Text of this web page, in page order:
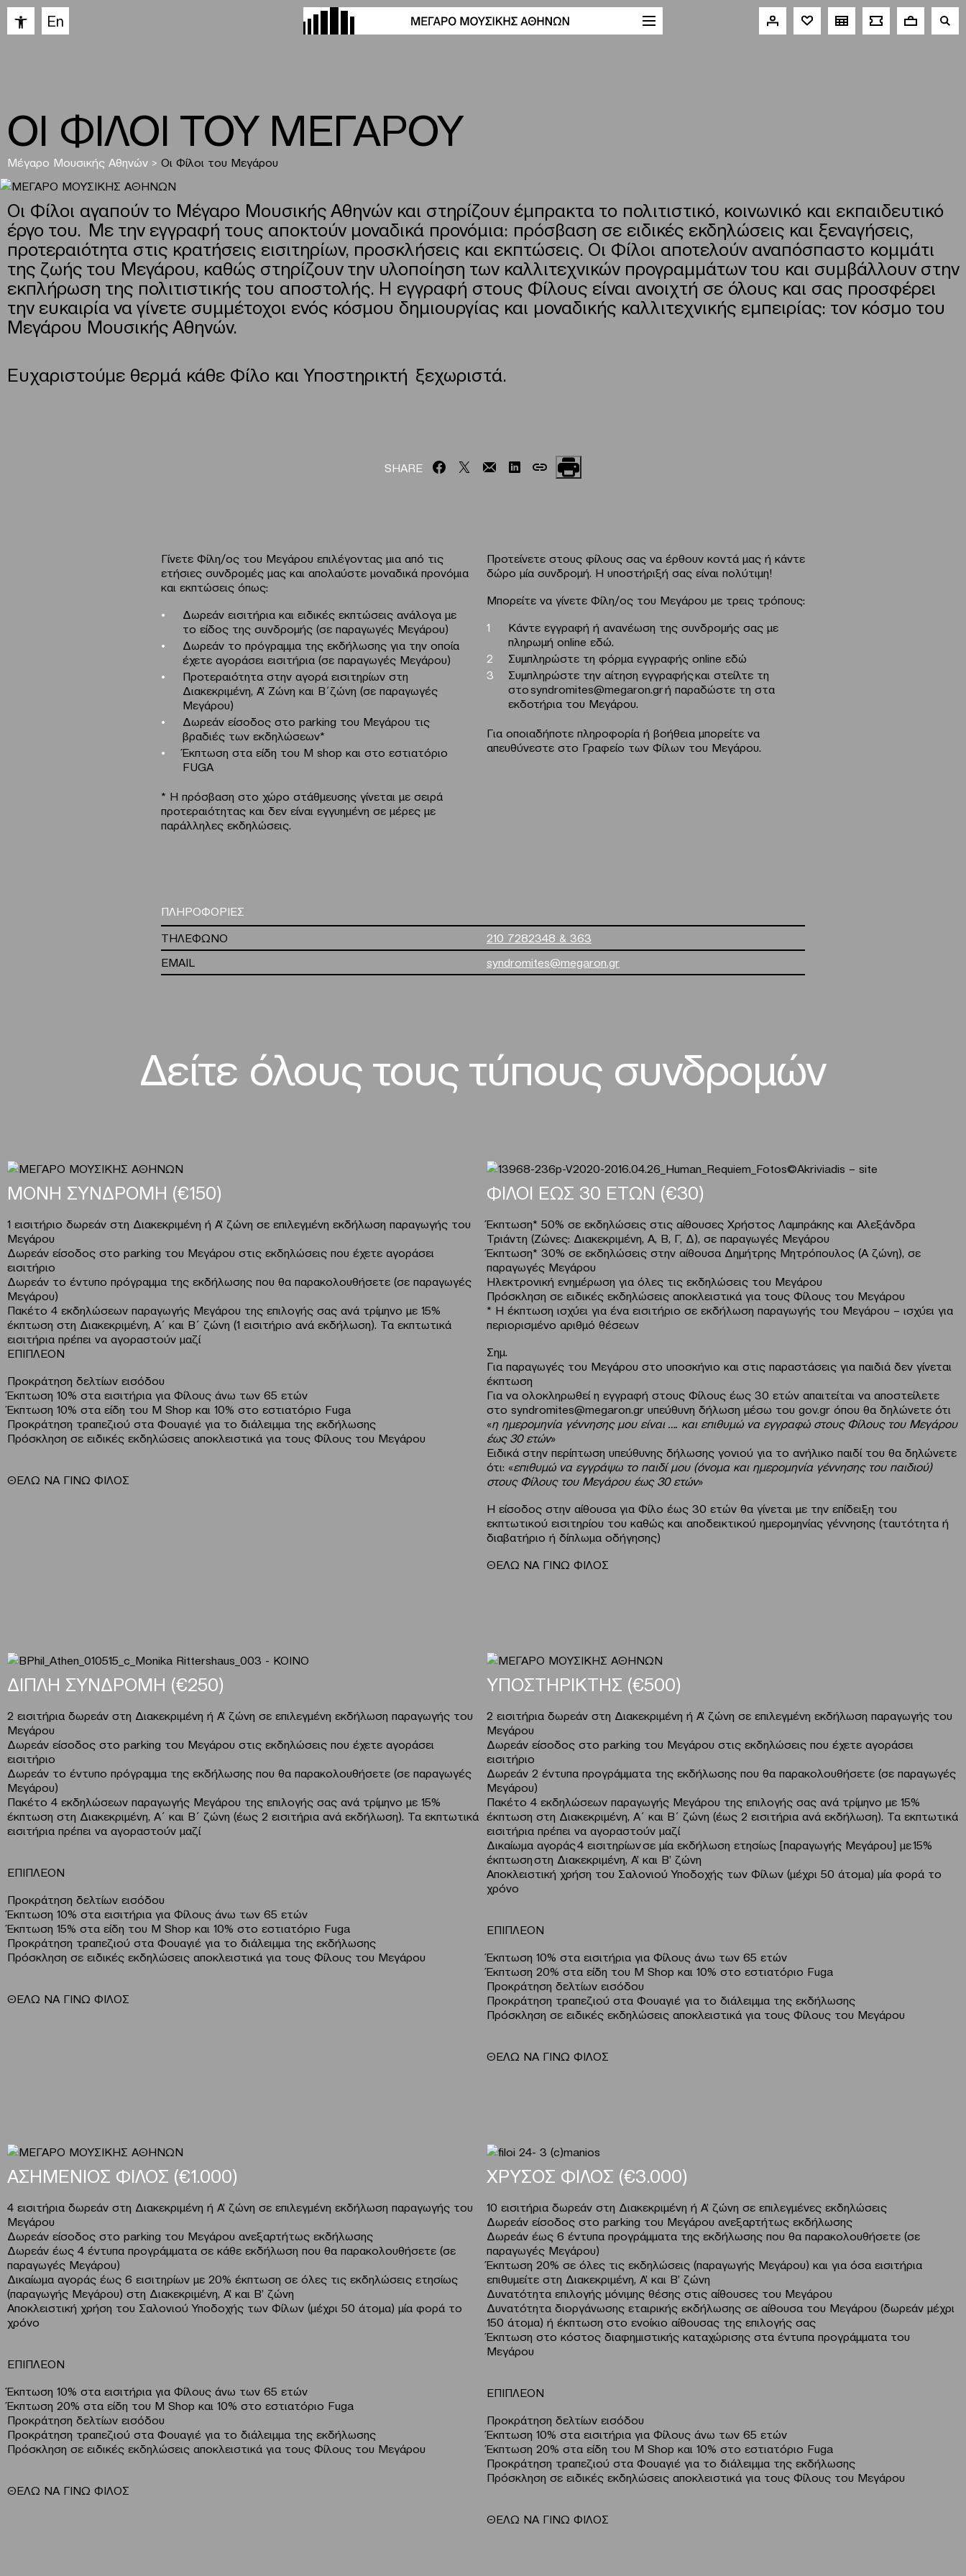
Ανοίξτε τη γραμμή εργαλείων
En
ΟΙ ΦΙΛΟΙ ΤΟΥ ΜΕΓΑΡΟΥ
Μέγαρο Μουσικής Αθηνών > Οι Φίλοι του Μεγάρου
Οι Φίλοι αγαπούν το Μέγαρο Μουσικής Αθηνών και στηρίζουν έμπρακτα το πολιτιστικό, κοινωνικό και εκπαιδευτικό
έργο του. Με την εγγραφή τους αποκτούν μοναδικά προνόμια: πρόσβαση σε ειδικές εκδηλώσεις και ξεναγήσεις,
προτεραιότητα στις κρατήσεις εισιτηρίων, προσκλήσεις και εκπτώσεις. Οι Φίλοι αποτελούν αναπόσπαστο κομμάτι
της ζωής του Μεγάρου, καθώς στηρίζουν την υλοποίηση των καλλιτεχνικών προγραμμάτων του και συμβάλλουν στην
εκπλήρωση της πολιτιστικής του αποστολής. Η εγγραφή στους Φίλους είναι ανοιχτή σε όλους και σας προσφέρει
την ευκαιρία να γίνετε συμμέτοχοι ενός κόσμου δημιουργίας και μοναδικής καλλιτεχνικής εμπειρίας: τον κόσμο του
Μεγάρου Μουσικής Αθηνών.
Ευχαριστούμε θερμά κάθε Φίλο και Υποστηρικτή ξεχωριστά.
SHARE
Γίνετε Φίλη/ος του Μεγάρου επιλέγοντας μια από τις
ετήσιες συνδρομές μας και απολαύστε μοναδικά προνόμια
και εκπτώσεις όπως:
Δωρεάν εισιτήρια και ειδικές εκπτώσεις ανάλογα με
το είδος της συνδρομής (σε παραγωγές Μεγάρου)
Δωρεάν το πρόγραμμα της εκδήλωσης για την οποία
έχετε αγοράσει εισιτήρια (σε παραγωγές Μεγάρου)
Προτεραιότητα στην αγορά εισιτηρίων στη
Διακεκριμένη, Α’ Ζώνη και Β΄ζώνη (σε παραγωγές
Μεγάρου)
Δωρεάν είσοδος στο parking του Μεγάρου τις
βραδιές των εκδηλώσεων*
Έκπτωση στα είδη του M shop και στο εστιατόριο
FUGA
* Η πρόσβαση στο χώρο στάθμευσης γίνεται με σειρά
προτεραιότητας και δεν είναι εγγυημένη σε μέρες με
παράλληλες εκδηλώσεις.
Προτείνετε στους φίλους σας να έρθουν κοντά μας ή κάντε
δώρο μία συνδρομή. Η υποστήριξή σας είναι πολύτιμη!
Μπορείτε να γίνετε Φίλη/ος του Μεγάρου με τρεις τρόπους:
Κάντε εγγραφή ή ανανέωση της συνδρομής σας με
πληρωμή online εδώ
Συμπληρώστε τη φόρμα εγγραφής online εδώ
Συμπληρώστε την αίτηση εγγραφήςκαι στείλτε τη
στοsyndromites@megaron.grή παραδώστε τη στα
εκδοτήρια του Μεγάρου.
Για οποιαδήποτε πληροφορία ή βοήθεια μπορείτε να
απευθύνεστε στο Γραφείο των Φίλων του Μεγάρου.
ΠΛΗΡΟΦΟΡΙΕΣ
ΤΗΛΕΦΩΝΟ
210 7282348 & 363
EMAIL
syndromites@megaron.gr
Δείτε όλους τους τύπους συνδρομών
ΜΟΝΗ ΣΥΝΔΡΟΜΗ (€150)
1 εισιτήριο δωρεάν στη Διακεκριμένη ή Α’ ζώνη σε επιλεγμένη εκδήλωση παραγωγής του
Μεγάρου
Δωρεάν είσοδος στο parking του Μεγάρου στις εκδηλώσεις που έχετε αγοράσει
εισιτήριο
Δωρεάν το έντυπο πρόγραμμα της εκδήλωσης που θα παρακολουθήσετε (σε παραγωγές
Μεγάρου)
Πακέτο 4 εκδηλώσεων παραγωγής Μεγάρου της επιλογής σας ανά τρίμηνο με 15%
έκπτωση στη Διακεκριμένη, Α΄ και Β΄ ζώνη (1 εισιτήριο ανά εκδήλωση). Τα εκπτωτικά
εισιτήρια πρέπει να αγοραστούν μαζί
ΕΠΙΠΛΕΟΝ
Προκράτηση δελτίων εισόδου
Έκπτωση 10% στα εισιτήρια για Φίλους άνω των 65 ετών
Έκπτωση 10% στα είδη του M Shop και 10% στο εστιατόριο Fuga
Προκράτηση τραπεζιού στα Φουαγιέ για το διάλειμμα της εκδήλωσης
Πρόσκληση σε ειδικές εκδηλώσεις αποκλειστικά για τους Φίλους του Μεγάρου
ΘΕΛΩ ΝΑ ΓΙΝΩ ΦΙΛΟΣ
ΦΙΛΟΙ ΕΩΣ 30 ΕΤΩΝ (€30)
Έκπτωση* 50% σε εκδηλώσεις στις αίθουσες Χρήστος Λαμπράκης και Αλεξάνδρα
Τριάντη (Ζώνες: Διακεκριμένη, Α, Β, Γ, Δ), σε παραγωγές Μεγάρου
Έκπτωση* 30% σε εκδηλώσεις στην αίθουσα Δημήτρης Μητρόπουλος (Α ζώνη), σε
παραγωγές Μεγάρου
Ηλεκτρονική ενημέρωση για όλες τις εκδηλώσεις του Μεγάρου
Πρόσκληση σε ειδικές εκδηλώσεις αποκλειστικά για τους Φίλους του Μεγάρου
* Η έκπτωση ισχύει για ένα εισιτήριο σε εκδήλωση παραγωγής του Μεγάρου – ισχύει για
περιορισμένο αριθμό θέσεων
Σημ.
Για παραγωγές του Μεγάρου στο υποσκήνιο και στις παραστάσεις για παιδιά δεν γίνεται
έκπτωση
Για να ολοκληρωθεί η εγγραφή στους Φίλους έως 30 ετών απαιτείται να αποστείλετε
στο syndromites@megaron.gr υπεύθυνη δήλωση μέσω του gov.gr όπου θα δηλώνετε ότι
«η ημερομηνία γέννησης μου είναι …. και επιθυμώ να εγγραφώ στους Φίλους του Μεγάρου
έως 30 ετών»
Ειδικά στην περίπτωση υπεύθυνης δήλωσης γονιού για το ανήλικο παιδί του θα δηλώνετε
ότι: «επιθυμώ να εγγράψω το παιδί μου (όνομα και ημερομηνία γέννησης του παιδιού)
στους Φίλους του Μεγάρου έως 30 ετών»
Η είσοδος στην αίθουσα για Φίλο έως 30 ετών θα γίνεται με την επίδειξη του
εκπτωτικού εισιτηρίου του καθώς και αποδεικτικού ημερομηνίας γέννησης (ταυτότητα ή
διαβατήριο ή δίπλωμα οδήγησης)
ΘΕΛΩ ΝΑ ΓΙΝΩ ΦΙΛΟΣ
ΔΙΠΛΗ ΣΥΝΔΡΟΜΗ (€250)
2 εισιτήρια δωρεάν στη Διακεκριμένη ή Α’ ζώνη σε επιλεγμένη εκδήλωση παραγωγής του
Μεγάρου
Δωρεάν είσοδος στο parking του Μεγάρου στις εκδηλώσεις που έχετε αγοράσει
εισιτήριο
Δωρεάν το έντυπο πρόγραμμα της εκδήλωσης που θα παρακολουθήσετε (σε παραγωγές
Μεγάρου)
Πακέτο 4 εκδηλώσεων παραγωγής Μεγάρου της επιλογής σας ανά τρίμηνο με 15%
έκπτωση στη Διακεκριμένη, Α΄ και Β΄ ζώνη (έως 2 εισιτήρια ανά εκδήλωση). Τα εκπτωτικά
εισιτήρια πρέπει να αγοραστούν μαζί
ΕΠΙΠΛΕΟΝ
Προκράτηση δελτίων εισόδου
Έκπτωση 10% στα εισιτήρια για Φίλους άνω των 65 ετών
Έκπτωση 15% στα είδη του M Shop και 10% στο εστιατόριο Fuga
Προκράτηση τραπεζιού στα Φουαγιέ για το διάλειμμα της εκδήλωσης
Πρόσκληση σε ειδικές εκδηλώσεις αποκλειστικά για τους Φίλους του Μεγάρου
ΘΕΛΩ ΝΑ ΓΙΝΩ ΦΙΛΟΣ
ΥΠΟΣΤΗΡΙΚΤΗΣ (€500)
2 εισιτήρια δωρεάν στη Διακεκριμένη ή Α’ ζώνη σε επιλεγμένη εκδήλωση παραγωγής του
Μεγάρου
Δωρεάν είσοδος στο parking του Μεγάρου στις εκδηλώσεις που έχετε αγοράσει
εισιτήριο
Δωρεάν 2 έντυπα προγράμματα της εκδήλωσης που θα παρακολουθήσετε (σε παραγωγές
Μεγάρου)
Πακέτο 4 εκδηλώσεων παραγωγής Μεγάρου της επιλογής σας ανά τρίμηνο με 15%
έκπτωση στη Διακεκριμένη, Α΄ και Β΄ ζώνη (έως 2 εισιτήρια ανά εκδήλωση). Τα εκπτωτικά
εισιτήρια πρέπει να αγοραστούν μαζί
Δικαίωμα αγοράς 4 εισιτηρίων σε μία εκδήλωση ετησίως [παραγωγής Μεγάρου] με 15%
έκπτωση στη Διακεκριμένη, Α’ και Β’ ζώνη
Αποκλειστική χρήση του Σαλονιού Υποδοχής των Φίλων (μέχρι 50 άτομα) μία φορά το
χρόνο
ΕΠΙΠΛΕΟΝ
Έκπτωση 10% στα εισιτήρια για Φίλους άνω των 65 ετών
Έκπτωση 20% στα είδη του M Shop και 10% στο εστιατόριο Fuga
Προκράτηση δελτίων εισόδου
Προκράτηση τραπεζιού στα Φουαγιέ για το διάλειμμα της εκδήλωσης
Πρόσκληση σε ειδικές εκδηλώσεις αποκλειστικά για τους Φίλους του Μεγάρου
ΘΕΛΩ ΝΑ ΓΙΝΩ ΦΙΛΟΣ
ΑΣΗΜΕΝΙΟΣ ΦΙΛΟΣ (€1.000)
4 εισιτήρια δωρεάν στη Διακεκριμένη ή Α’ ζώνη σε επιλεγμένη εκδήλωση παραγωγής του
Μεγάρου
Δωρεάν είσοδος στο parking του Μεγάρου ανεξαρτήτως εκδήλωσης
Δωρεάν έως 4 έντυπα προγράμματα σε κάθε εκδήλωση που θα παρακολουθήσετε (σε
παραγωγές Μεγάρου)
Δικαίωμα αγοράς έως 6 εισιτηρίων με 20% έκπτωση σε όλες τις εκδηλώσεις ετησίως
(παραγωγής Μεγάρου) στη Διακεκριμένη, Α’ και Β’ ζώνη
Αποκλειστική χρήση του Σαλονιού Υποδοχής των Φίλων (μέχρι 50 άτομα) μία φορά το
χρόνο
ΕΠΙΠΛΕΟΝ
Έκπτωση 10% στα εισιτήρια για Φίλους άνω των 65 ετών
Έκπτωση 20% στα είδη του M Shop και 10% στο εστιατόριο Fuga
Προκράτηση δελτίων εισόδου
Προκράτηση τραπεζιού στα Φουαγιέ για το διάλειμμα της εκδήλωσης
Πρόσκληση σε ειδικές εκδηλώσεις αποκλειστικά για τους Φίλους του Μεγάρου
ΘΕΛΩ ΝΑ ΓΙΝΩ ΦΙΛΟΣ
ΧΡΥΣΟΣ ΦΙΛΟΣ (€3.000)
10 εισιτήρια δωρεάν στη Διακεκριμένη ή Α’ ζώνη σε επιλεγμένες εκδηλώσεις
Δωρεάν είσοδος στο parking του Μεγάρου ανεξαρτήτως εκδήλωσης
Δωρεάν έως 6 έντυπα προγράμματα της εκδήλωσης που θα παρακολουθήσετε (σε
παραγωγές Μεγάρου)
Έκπτωση 20% σε όλες τις εκδηλώσεις (παραγωγής Μεγάρου) και για όσα εισιτήρια
επιθυμείτε στη Διακεκριμένη, Α’ και Β’ ζώνη
Δυνατότητα επιλογής μόνιμης θέσης στις αίθουσες του Μεγάρου
Δυνατότητα διοργάνωσης εταιρικής εκδήλωσης σε αίθουσα του Μεγάρου (δωρεάν μέχρι
150 άτομα) ή έκπτωση στο ενοίκιο αίθουσας της επιλογής σας
Έκπτωση στο κόστος διαφημιστικής καταχώρισης στα έντυπα προγράμματα του
Μεγάρου
ΕΠΙΠΛΕΟΝ
Προκράτηση δελτίων εισόδου
Έκπτωση 10% στα εισιτήρια για Φίλους άνω των 65 ετών
Έκπτωση 20% στα είδη του M Shop και 10% στο εστιατόριο Fuga
Προκράτηση τραπεζιού στα Φουαγιέ για το διάλειμμα της εκδήλωσης
Πρόσκληση σε ειδικές εκδηλώσεις αποκλειστικά για τους Φίλους του Μεγάρου
ΘΕΛΩ ΝΑ ΓΙΝΩ ΦΙΛΟΣ